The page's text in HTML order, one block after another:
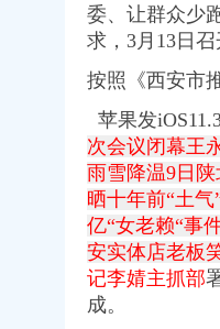
沙|湖南
济技术开发区
区管理委员会办公室关于
会办公室关于加怀化经
台_新浪上饶
家,代理记帐-搜了网
委、让群众少
求，3月13日
按照《西安市
苹果发
次会议闭幕王
雨雪降温9日
晒十年前“土
亿“女老赖“事
安实体店老板
记李婧主抓部
成。